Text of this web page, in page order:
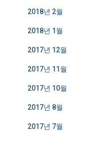
2018년 2월
2018년 1월
2017년 12월
2017년 11월
2017년 10월
2017년 8월
2017년 7월